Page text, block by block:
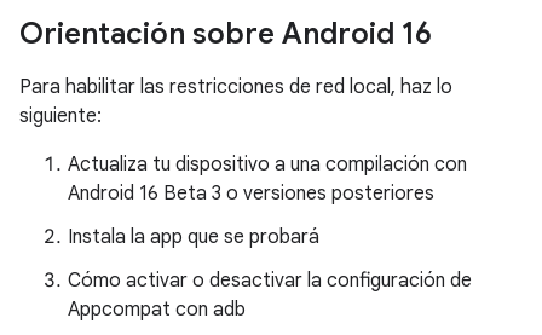
Orientación sobre Android 16
Para habilitar las restricciones de red local, haz lo
siguiente:
Actualiza tu dispositivo a una compilación con
Android 16 Beta 3 o versiones posteriores
Instala la app que se probará
Cómo activar o desactivar la configuración de
Appcompat con adb